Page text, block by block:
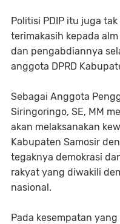
Politisi PDIP itu juga
terimakasih kepada
dan pengabdiannya
anggota DPRD
Sebagai Anggota
Siringoringo, SE, MM
akan melaksanakan
Kabupaten Samosir
tegaknya demokrasi
rakyat yang diwakili
nasional.
Pada kesempatan